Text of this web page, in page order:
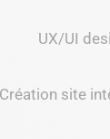
UX/UI
Création site